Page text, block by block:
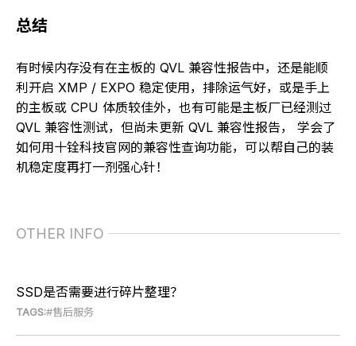
总结
有时候内存没有在主板的 QVL 兼容性报告中，还是能顺
利开启 XMP / EXPO 稳定使用，排除运气好，或是手上
的主板或 CPU 体质较佳外，也有可能是主板厂已经测过
QVL 兼容性测试，但尚未更新 QVL 兼容性报告， 学会了
如何用十铨科技官网的兼容性查询功能，可以帮自己的装
机稳定度再打一剂强心针！
OTHER INFO
SSD是否需要进行碎片整理？
TAGS:#售后服务